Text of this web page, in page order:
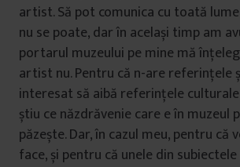
artist. Să pot comunica cu toată
nu se poate, dar în același timp am
portarul muzeului pe mine mă
artist nu. Pentru că n-are referințele
interesat să aibă referințele
știu ce năzdrăvenie care e în muzeul
păzește. Dar, în cazul meu, pentru că
face, și pentru că unele din